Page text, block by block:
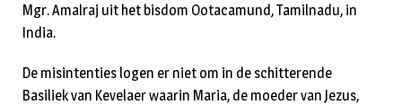
Mgr. Amalraj uit het bisdom Ootacamund, Tamilnadu, in
India.
De misintenties logen er niet om in de schitterende
Basiliek van Kevelaer waarin Maria, de moeder van Jezus,